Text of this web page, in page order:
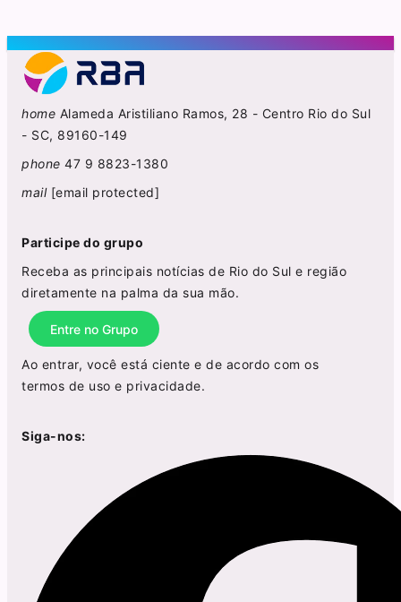
home Alameda Aristiliano Ramos, 28 - Centro Rio do Sul
- SC, 89160-149
phone 47 9 8823-1380
mail [email protected]
Participe do grupo
Receba as principais notícias de Rio do Sul e região
diretamente na palma da sua mão.
Entre no Grupo
Ao entrar, você está ciente e de acordo com os
termos de uso e privacidade.
Siga-nos: